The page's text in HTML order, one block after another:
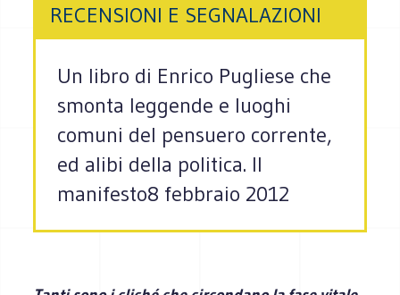
RECENSIONI E SEGNALAZIONI
Un libro di Enrico Pugliese che
smonta leggende e luoghi
comuni del pensuero corrente,
ed alibi della politica. Il
manifesto8 febbraio 2012